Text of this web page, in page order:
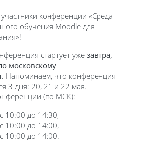
конференции «Среда
обучения Moodle для
стартует уже завтра,
московскому
Напоминаем, что конференция
3 дня: 20, 21 и 22 мая.
(по МСК):
10:00 до 14:30,
10:00 до 14:00,
10:00 до 14:00.